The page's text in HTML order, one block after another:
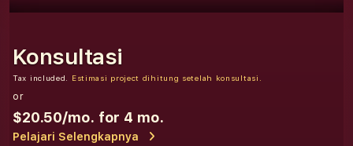
Konsultasi
Tax included. Estimasi project dihitung setelah konsultasi.
or
$20.50/mo. for 4 mo.
Pelajari Selengkapnya